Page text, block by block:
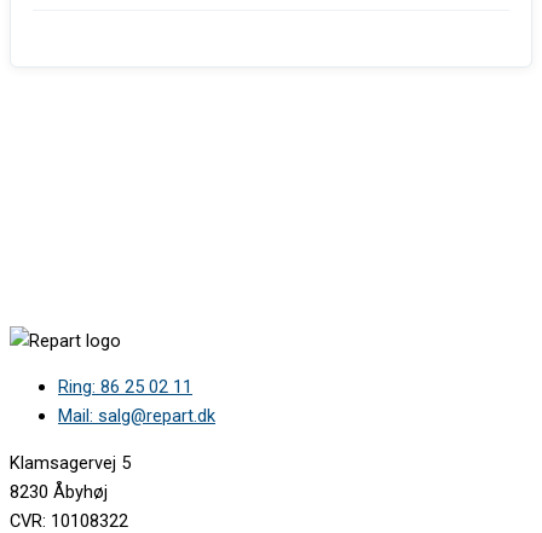
Ring: 86 25 02 11
Mail: salg@repart.dk
Klamsagervej 5
8230 Åbyhøj
CVR: 10108322